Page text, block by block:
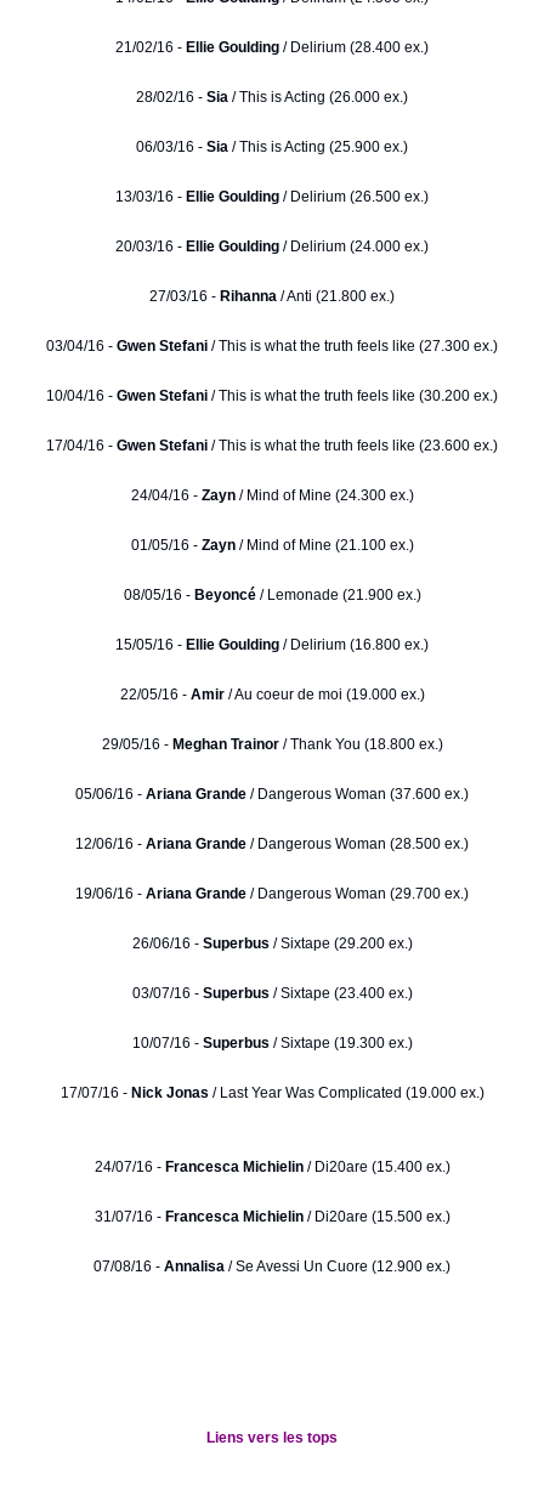
21/02/16 - Ellie Goulding / Delirium (28.400 ex.)
28/02/16 - Sia / This is Acting (26.000 ex.)
06/03/16 - Sia / This is Acting (25.900 ex.)
13/03/16 - Ellie Goulding / Delirium (26.500 ex.)
20/03/16 - Ellie Goulding / Delirium (24.000 ex.)
27/03/16 - Rihanna / Anti (21.800 ex.)
03/04/16 - Gwen Stefani / This is what the truth feels like (27.300 ex.)
10/04/16 - Gwen Stefani / This is what the truth feels like (30.200 ex.)
17/04/16 - Gwen Stefani / This is what the truth feels like (23.600 ex.)
24/04/16 - Zayn / Mind of Mine (24.300 ex.)
01/05/16 - Zayn / Mind of Mine (21.100 ex.)
08/05/16 - Beyoncé / Lemonade (21.900 ex.)
15/05/16 - Ellie Goulding / Delirium (16.800 ex.)
22/05/16 - Amir / Au coeur de moi (19.000 ex.)
29/05/16 - Meghan Trainor/ Thank You (18.800 ex.)
05/06/16 - Ariana Grande / Dangerous Woman (37.600 ex.)
12/06/16 - Ariana Grande / Dangerous Woman (28.500 ex.)
19/06/16 - Ariana Grande / Dangerous Woman (29.700 ex.)
26/06/16 - Superbus / Sixtape (29.200 ex.)
03/07/16 - Superbus / Sixtape (23.400 ex.)
10/07/16 - Superbus / Sixtape (19.300 ex.)
17/07/16 - Nick Jonas / Last Year Was Complicated (19.000 ex.)
24/07/16 - Francesca Michielin/ Di20are (15.400 ex.)
31/07/16 - Francesca Michielin/ Di20are (15.500 ex.)
07/08/16 - Annalisa / Se Avessi Un Cuore (12.900 ex.)
Liens vers les tops